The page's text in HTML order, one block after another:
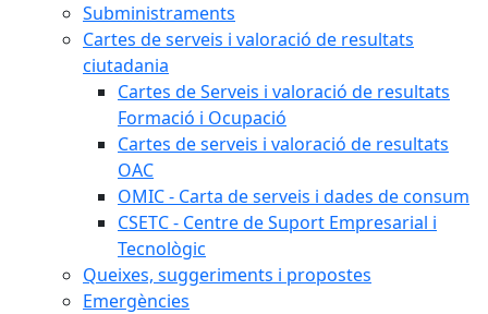
Subministraments
Cartes de serveis i valoració de resultats
ciutadania
Cartes de Serveis i valoració de resultats
Formació i Ocupació
Cartes de serveis i valoració de resultats
OAC
OMIC - Carta de serveis i dades de consum
CSETC - Centre de Suport Empresarial i
Tecnològic
Queixes, suggeriments i propostes
Emergències